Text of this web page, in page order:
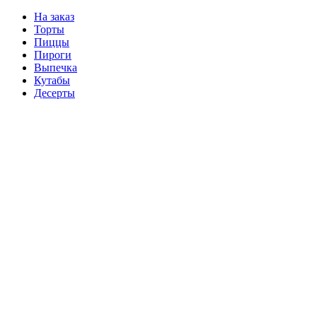
На заказ
Торты
Пиццы
Пироги
Выпечка
Кутабы
Десерты